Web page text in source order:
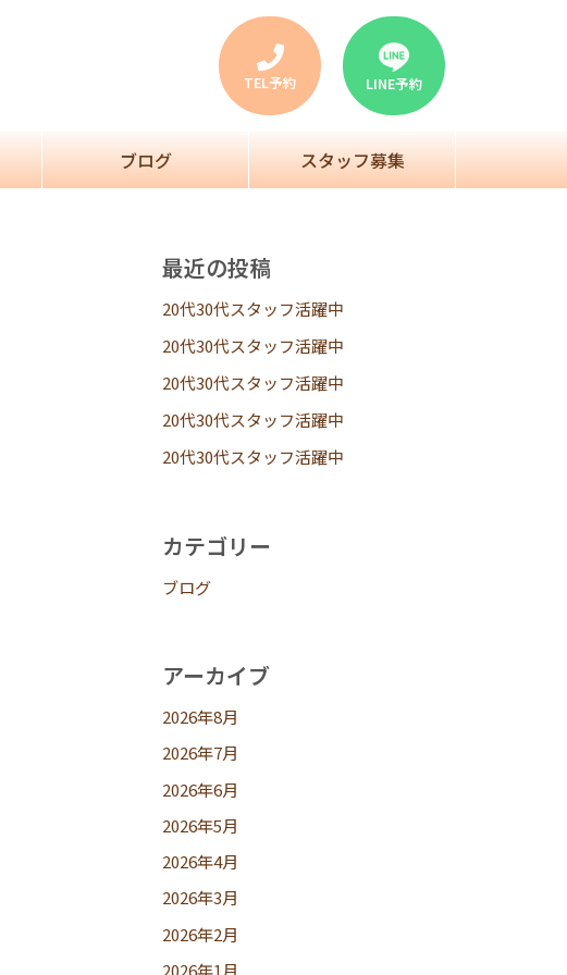
TEL予約 LINE予約
ブログ スタッフ募集
最近の投稿
20代30代スタッフ活躍中
20代30代スタッフ活躍中
20代30代スタッフ活躍中
20代30代スタッフ活躍中
20代30代スタッフ活躍中
カテゴリー
ブログ
アーカイブ
2026年8月
2026年7月
2026年6月
2026年5月
2026年4月
2026年3月
2026年2月
2026年1月